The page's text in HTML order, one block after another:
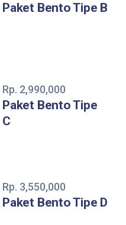
Paket Bento Tipe B
Rp. 2,990,000
Paket Bento Tipe
C
Rp. 3,550,000
Paket Bento Tipe D